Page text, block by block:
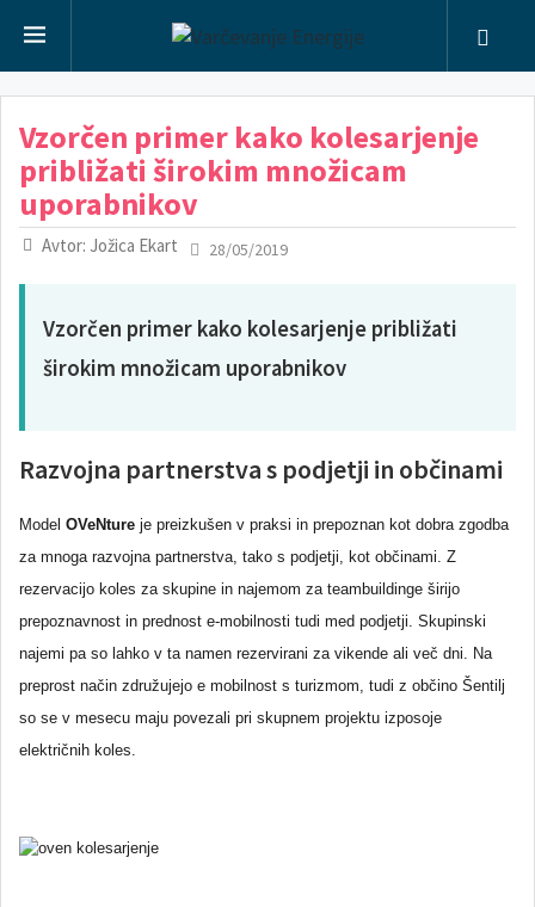
Vzorčen primer kako kolesarjenje
približati širokim množicam
uporabnikov
Avtor: Jožica Ekart 28/05/2019
Vzorčen primer kako kolesarjenje približati
širokim množicam uporabnikov
Razvojna partnerstva s podjetji in občinami
Model OVeNture je preizkušen v praksi in prepoznan kot dobra zgodba
za mnoga razvojna partnerstva, tako s podjetji, kot občinami. Z
rezervacijo koles za skupine in najemom za teambuildinge širijo
prepoznavnost in prednost e-mobilnosti tudi med podjetji. Skupinski
najemi pa so lahko v ta namen rezervirani za vikende ali več dni. Na
preprost način združujejo e mobilnost s turizmom, tudi z občino Šentilj
so se v mesecu maju povezali pri skupnem projektu izposoje
električnih koles.